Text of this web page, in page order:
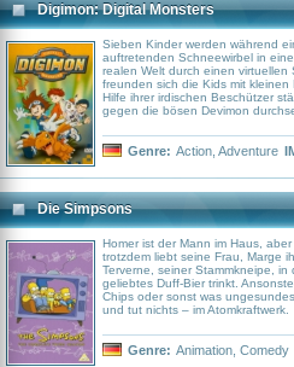
Digimon: Digital Monsters
Sieben Kinder werden während
auftretenden Schneewirbel in
realen Welt durch einen
freunden sich die Kids mit
Hilfe ihrer irdischen Beschützer
gegen die bösen Devimon
Genre: Action Adventure
Die Simpsons
Homer ist der Mann im Haus,
trotzdem liebt seine Frau, Marge
Terverne, seiner Stammkneipe,
geliebtes Duff-Bier trinkt.
Chips oder sonst was
und tut nichts – im Atomkraftwerk.
Genre: Animation Comedy